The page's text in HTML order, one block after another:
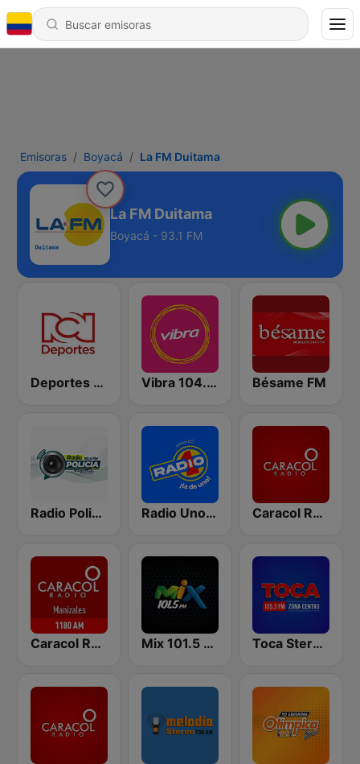
Emisoras Boyacá La FM Duitama
La FM Duitama
Boyacá - 93.1 FM
Deportes RCN Vibra 104.9 FM Bésame FM
Radio Policía 92.4 FM Radio Uno Bogotá Caracol Radio Cali
Caracol Radio Manizales Mix 101.5 FM Cali Toca Stereo 105.3 FM